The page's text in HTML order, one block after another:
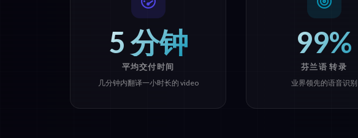
5 分钟
平均交付时间
几分钟内翻译一小时长的 video
99%
芬兰语 转录
业界领先的语音识别